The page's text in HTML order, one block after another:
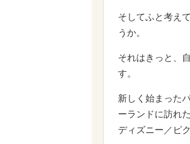
そしてふと考え
うか。
それはきっと、
す。
新しく始まった
ーランドに訪れ
ディズニー／ピ